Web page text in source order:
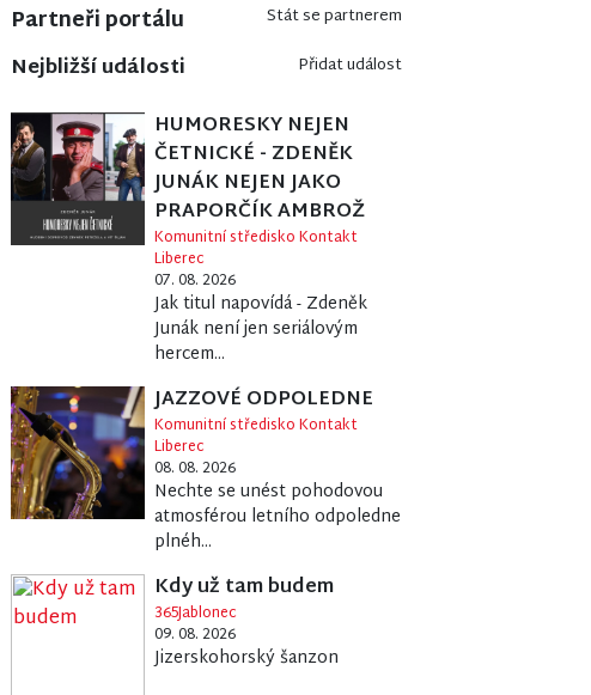
Partneři portálu Stát se partnerem
Nejbližší události Přidat událost
HUMORESKY NEJEN
ČETNICKÉ - ZDENĚK
JUNÁK NEJEN JAKO
PRAPORČÍK AMBROŽ
Komunitní středisko Kontakt
Liberec
07. 08. 2026
Jak titul napovídá - Zdeněk
Junák není jen seriálovým
hercem...
JAZZOVÉ ODPOLEDNE
Komunitní středisko Kontakt
Liberec
08. 08. 2026
Nechte se unést pohodovou
atmosférou letního odpoledne
plnéh...
Kdy už tam budem
365Jablonec
09. 08. 2026
Jizerskohorský šanzon